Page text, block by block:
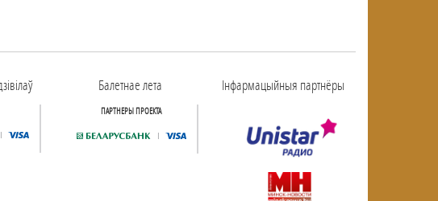
Балетнае лета
ПАРТНЕРЫ ПРОЕКТА
Інфармацыйныя партнёры